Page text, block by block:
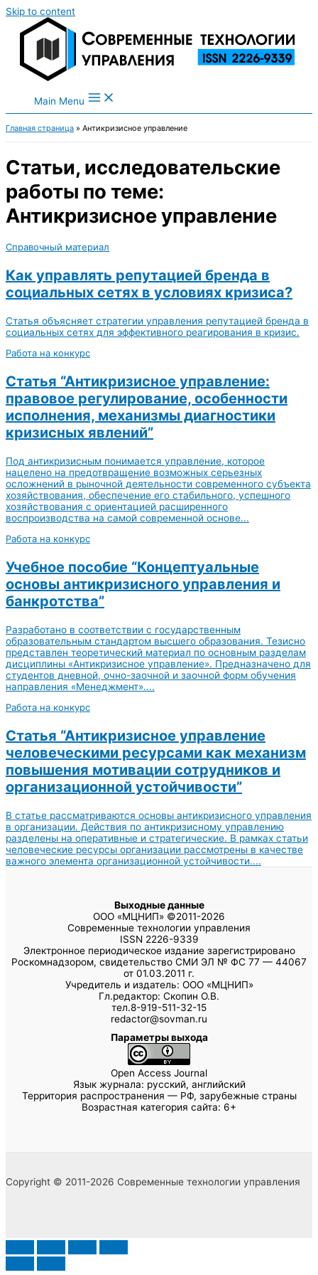
Skip to content
Main Menu
Главная страница » Антикризисное управление
Статьи, исследовательские
работы по теме:
Антикризисное управление
Справочный материал
Как управлять репутацией бренда в
социальных сетях в условиях кризиса?
Статья объясняет стратегии управления репутацией бренда в
социальных сетях для эффективного реагирования в кризис.
Работа на конкурс
Статья “Антикризисное управление:
правовое регулирование, особенности
исполнения, механизмы диагностики
кризисных явлений”
Под антикризисным понимается управление, которое
нацелено на предотвращение возможных серьезных
осложнений в рыночной деятельности современного субъекта
хозяйствования, обеспечение его стабильного, успешного
хозяйствования с ориентацией расширенного
воспроизводства на самой современной основе...
Работа на конкурс
Учебное пособие “Концептуальные
основы антикризисного управления и
банкротства”
Разработано в соответствии с государственным
образовательным стандартом высшего образования. Тезисно
представлен теоретический материал по основным разделам
дисциплины «Антикризисное управление». Предназначено для
студентов дневной, очно-заочной и заочной форм обучения
направления «Менеджмент»....
Работа на конкурс
Статья “Антикризисное управление
человеческими ресурсами как механизм
повышения мотивации сотрудников и
организационной устойчивости”
В статье рассматриваются основы антикризисного управления
в организации. Действия по антикризисному управлению
разделены на оперативные и стратегические. В рамках статьи
человеческие ресурсы организации рассмотрены в качестве
важного элемента организационной устойчивости....
Выходные данные
ООО «МЦНИП» ©2011-2026
Современные технологии управления
ISSN 2226-9339
Электронное периодическое издание зарегистрировано
Роскомнадзором, свидетельство СМИ ЭЛ № ФС 77 — 44067
от 01.03.2011 г.
Учредитель и издатель: ООО «МЦНИП»
Гл.редактор: Скопин О.В.
тел.8-919-511-32-15
redactor@sovman.ru
Параметры выхода
Open Access Journal
Язык журнала: русский, английский
Территория распространения — РФ, зарубежные страны
Возрастная категория сайта: 6+
Copyright © 2011-2026 Современные технологии управления